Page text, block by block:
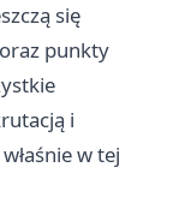
się
punkty
i
w tej